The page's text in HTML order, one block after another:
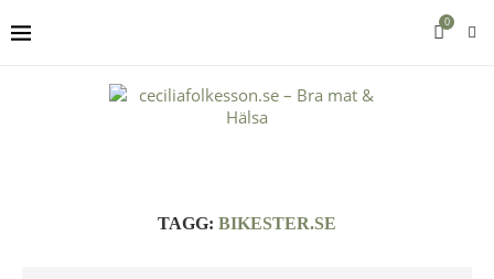
0
TAGG: BIKESTER.SE